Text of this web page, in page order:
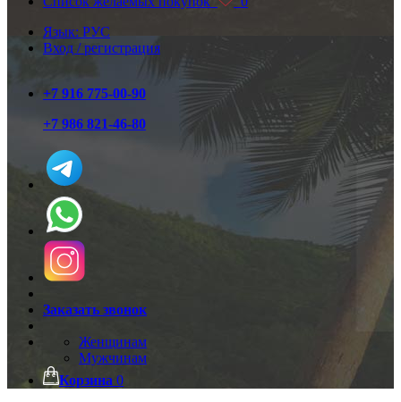
Язык: РУС
Вход / регистрация
+7 916 775-00-90
+7 986 821-46-80
Заказать звонок
Женщинам
Мужчинам
Корзина 0